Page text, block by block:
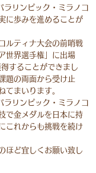
リンピック・ミラノコ
に歩みを進めることが
ルティナ大会の前哨戦
世界選手権」に出場
することができまし
題の両面から受け止
てまいります。
リンピック・ミラノコ
で金メダルを日本に持
これからも挑戦を続け
ほど宜しくお願い致し